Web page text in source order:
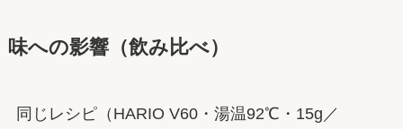
味への影響（飲み比べ）
同じレシピ（HARIO V60・湯温92℃・15g／